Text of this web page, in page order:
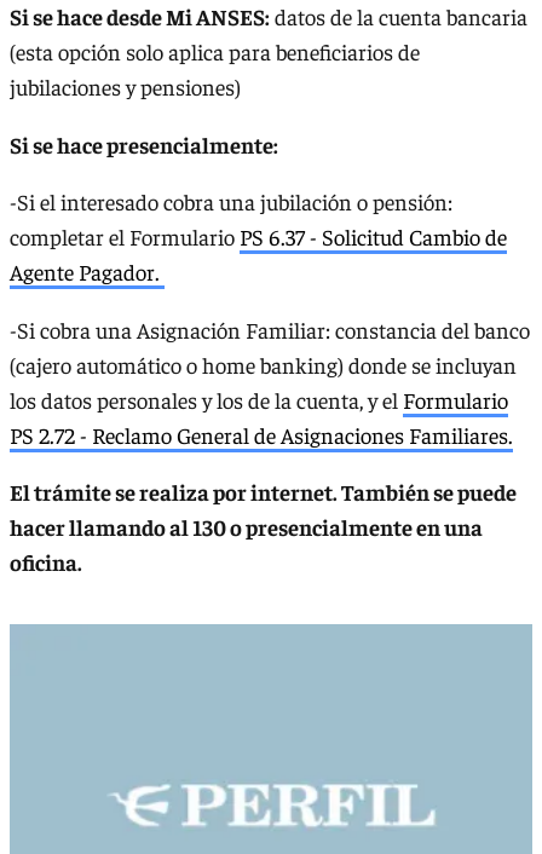
Si se hace desde Mi ANSES:datos de la cuenta bancaria
(esta opción solo aplica para beneficiarios de
jubilaciones y pensiones)
Si se hace presencialmente:
-Si el interesado cobra una jubilación o pensión:
completar el Formulario PS 6.37 - Solicitud Cambio de
Agente Pagador.
-Si cobra una Asignación Familiar: constancia del banco
(cajero automático o home banking) donde se incluyan
los datos personales y los de la cuenta, y el Formulario
PS 2.72 - Reclamo General de Asignaciones Familiares.
El trámite se realiza por internet. También se puede
hacer llamando al 130 o presencialmente en una
oficina.